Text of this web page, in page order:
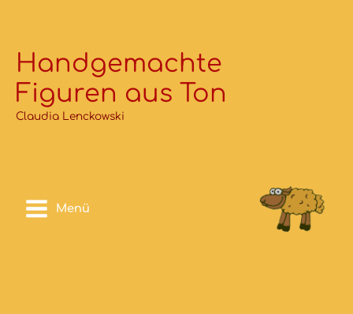
Handgemachte
Figuren aus Ton
Claudia Lenckowski
Menü